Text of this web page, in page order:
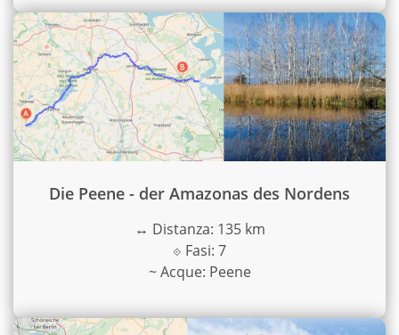
Die Peene - der Amazonas des Nordens
↔ Distanza: 135 km
⟐ Fasi: 7
~Acque: Peene